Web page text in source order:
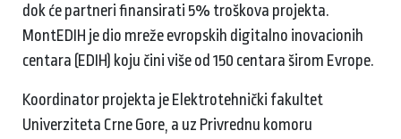
dok će partneri finansirati 5% troškova projekta.
MontEDIH je dio mreže evropskih digitalno inovacionih
centara (EDIH) koju čini više od 150 centara širom Evrope.
Koordinator projekta je Elektrotehnički fakultet
Univerziteta Crne Gore, a uz Privrednu komoru